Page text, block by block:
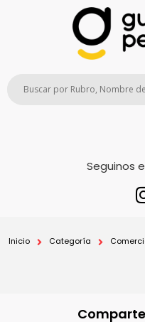
Seguinos
Inicio Categoría